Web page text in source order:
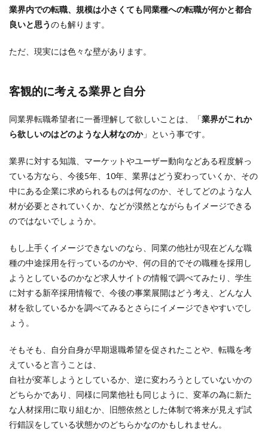
業界内での転職、規模は小さくても同業種への転職が何かと都合
良いと思うのも解ります。
ただ、現実には色々な壁があります。
客観的に考える業界と自分
同業界転職希望者に一番理解して欲しいことは、「業界がこれか
ら欲しいのはどのような人材なのか」という事です。
業界に対する知識、マーケットやユーザー動向などある程度解っ
ている方なら、今後5年、10年、業界はどう変わっていくか、その
中にある企業に求められるものは何なのか、そしてどのような人
材が必要とされていくか、などが漠然とながらもイメージできる
のではないでしょうか。
もし上手くイメージできないのなら、同業の他社が現在どんな職
種の中途採用を行っているのかや、何の目的でその職種を採用し
ようとしているのかなど求人サイトの情報で調べてみたり、学生
に対する新卒採用情報で、今後の事業展開はどう考え、どんな人
材を欲しているかを調べてみるとさらにイメージできやすいでし
ょう。
そもそも、自分自身が早期退職希望を促されたことや、転職を考
えていると言うことは、
自社が変革しようとしているか、逆に変わろうとしていないかの
どちらかであり、同様に同業他社も同じように、変革の為に新た
な人材採用に取り組むか、旧態依然とした体制で将来が見えず試
行錯誤をしている状態かのどちらかなのかもしれません。